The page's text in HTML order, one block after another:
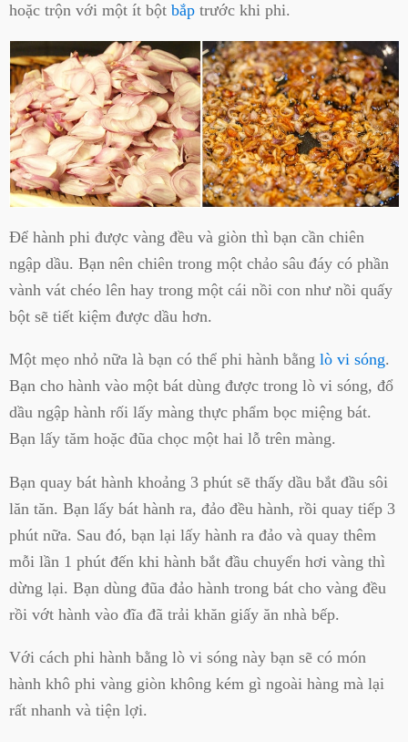
hoặc trộn với một ít bột bắp trước khi phi.
Để hành phi được vàng đều và giòn thì bạn cần chiên
ngập dầu. Bạn nên chiên trong một chảo sâu đáy có phần
vành vát chéo lên hay trong một cái nồi con như nồi quấy
bột sẽ tiết kiệm được dầu hơn.
Một mẹo nhỏ nữa là bạn có thể phi hành bằng lò vi sóng.
Bạn cho hành vào một bát dùng được trong lò vi sóng, đổ
dầu ngập hành rối lấy màng thực phẩm bọc miệng bát.
Bạn lấy tăm hoặc đũa chọc một hai lỗ trên màng.
Bạn quay bát hành khoảng 3 phút sẽ thấy dầu bắt đầu sôi
lăn tăn. Bạn lấy bát hành ra, đảo đều hành, rồi quay tiếp 3
phút nữa. Sau đó, bạn lại lấy hành ra đảo và quay thêm
mỗi lần 1 phút đến khi hành bắt đầu chuyển hơi vàng thì
dừng lại. Bạn dùng đũa đảo hành trong bát cho vàng đều
rồi vớt hành vào đĩa đã trải khăn giấy ăn nhà bếp.
Với cách phi hành bằng lò vi sóng này bạn sẽ có món
hành khô phi vàng giòn không kém gì ngoài hàng mà lại
rất nhanh và tiện lợi.